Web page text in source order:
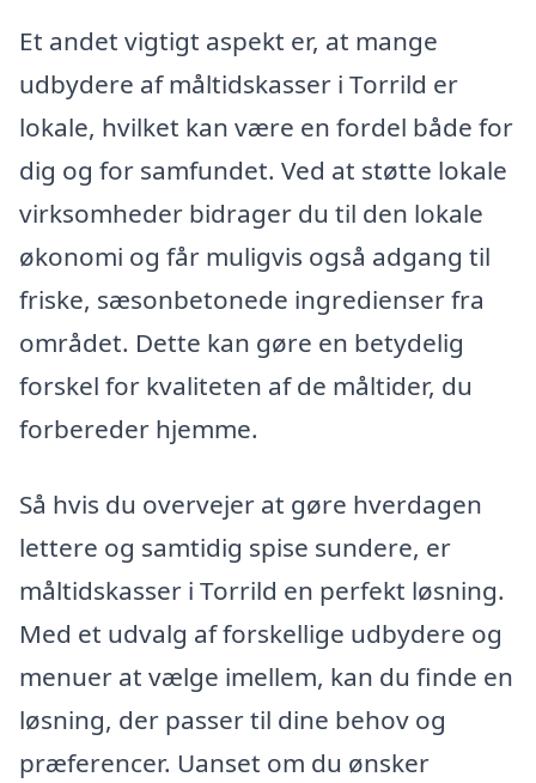
Et andet vigtigt aspekt er, at mange
udbydere af måltidskasser i Torrild er
lokale, hvilket kan være en fordel både for
dig og for samfundet. Ved at støtte lokale
virksomheder bidrager du til den lokale
økonomi og får muligvis også adgang til
friske, sæsonbetonede ingredienser fra
området. Dette kan gøre en betydelig
forskel for kvaliteten af de måltider, du
forbereder hjemme.
Så hvis du overvejer at gøre hverdagen
lettere og samtidig spise sundere, er
måltidskasser i Torrild en perfekt løsning.
Med et udvalg af forskellige udbydere og
menuer at vælge imellem, kan du finde en
løsning, der passer til dine behov og
præferencer. Uanset om du ønsker